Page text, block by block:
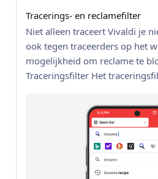
Tracerings- en reclamefilter
Niet alleen traceert Vivaldi je
ook tegen traceerders op het
mogelijkheid om reclame te
Traceringsfilter Het